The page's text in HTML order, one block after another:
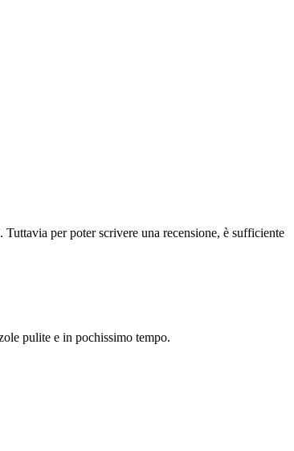
per poter scrivere una recensione, è sufficiente
pulite e in pochissimo tempo.